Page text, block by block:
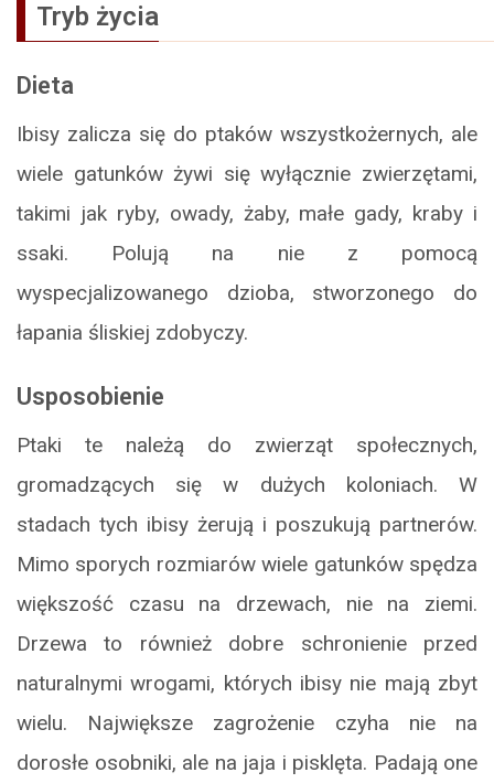
Tryb życia
Dieta
Ibisy zalicza się do ptaków wszystkożernych, ale
wiele gatunków żywi się wyłącznie zwierzętami,
takimi jak ryby, owady, żaby, małe gady, kraby i
ssaki. Polują na nie z pomocą
wyspecjalizowanego dzioba, stworzonego do
łapania śliskiej zdobyczy.
Usposobienie
Ptaki te należą do zwierząt społecznych,
gromadzących się w dużych koloniach. W
stadach tych ibisy żerują i poszukują partnerów.
Mimo sporych rozmiarów wiele gatunków spędza
większość czasu na drzewach, nie na ziemi.
Drzewa to również dobre schronienie przed
naturalnymi wrogami, których ibisy nie mają zbyt
wielu. Największe zagrożenie czyha nie na
dorosłe osobniki, ale na jaja i pisklęta. Padają one